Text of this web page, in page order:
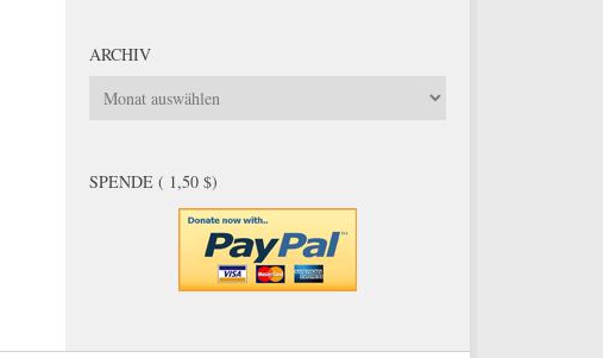
ARCHIV
Archiv
SPENDE ( 1,50 $)